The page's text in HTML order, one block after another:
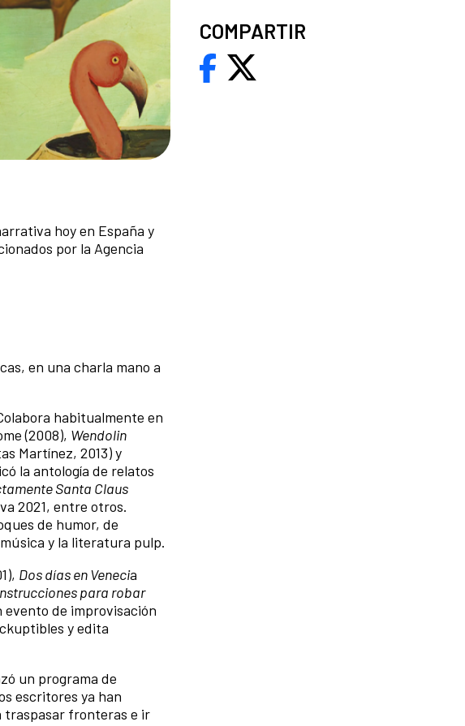
hoy en España y
por la Agencia
en una charla mano a
habitualmente en
(2008), Wendolin
Martínez, 2013) y
la antología de relatos
Santa Claus
2021, entre otros.
de humor, de
y la literatura pulp.
Dos días en Venecia
para robar
de improvisación
y edita
un programa de
escritores ya han
traspasar fronteras e ir
COMPARTIR